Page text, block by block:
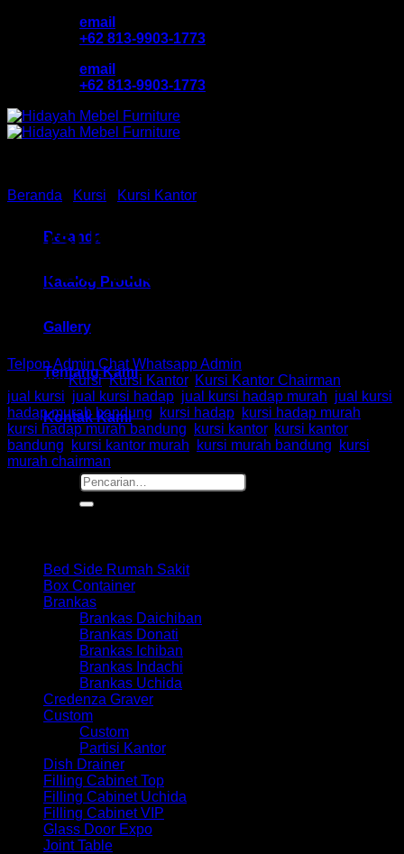
email
+62 813-9903-1773
email
+62 813-9903-1773
Beranda
Katalog Produk
Gallery
Tentang Kami
Kontak Kami
Pencarian
untuk:
Beranda Kursi Kursi Kantor
Kursi Kantor Hadap Chair
HM EC 850 Bandung
Telpon Admin Chat Whatsapp Admin
Kategori:Kursi,Kursi Kantor, Kursi Kantor Chairman
jual kursi jual kursi hadap jual kursi hadap murah jual kursi
hadap murah bandung
kursi hadap kursi hadap murah
kursi hadap murah bandung
kursi kantor, kursi kantor
bandung
kursi kantor murah kursi murah bandung
kursi
murah chairman
Bed Side Rumah Sakit
Box Container
Brankas
Brankas Daichiban
Brankas Donati
Brankas Ichiban
Brankas Indachi
Brankas Uchida
Credenza Graver
Custom
Custom
Partisi Kantor
Dish Drainer
Filling Cabinet Top
Filling Cabinet Uchida
Filling Cabinet VIP
Glass Door Expo
Joint Table